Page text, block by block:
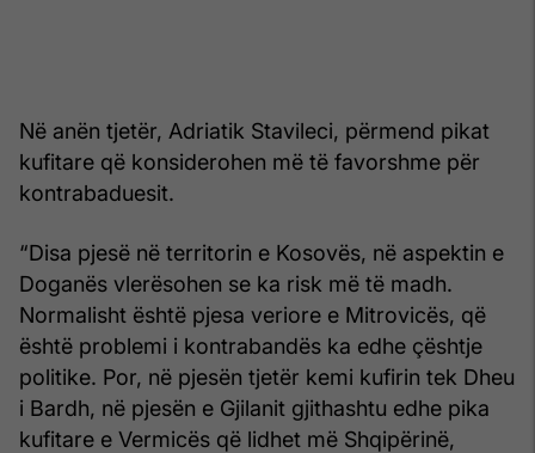
Në anën tjetër, Adriatik Stavileci, përmend pikat
kufitare që konsiderohen më të favorshme për
kontrabaduesit.
“Disa pjesë në territorin e Kosovës, në aspektin e
Doganës vlerësohen se ka risk më të madh.
Normalisht është pjesa veriore e Mitrovicës, që
është problemi i kontrabandës ka edhe çështje
politike. Por, në pjesën tjetër kemi kufirin tek Dheu
i Bardh, në pjesën e Gjilanit gjithashtu edhe pika
kufitare e Vermicës që lidhet më Shqipërinë,